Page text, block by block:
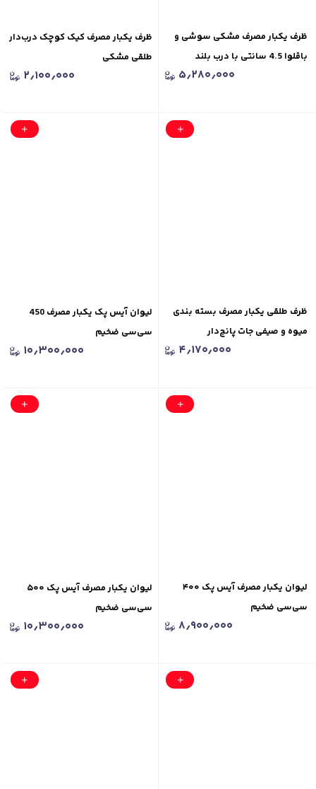
ظرف یکبار مصرف مشکی سوشی و
باقلوا 4.5 سانتی با درب بلند
۵٫۲۸۰٫۰۰۰
ظرف یکبار مصرف کیک کوچک درب‌دار
طلقی مشکی
۲٫۱۰۰٫۰۰۰
ظرف طلقی یکبار مصرف بسته‌ بندی
میوه و صیفی‌ جات پانچ‌دار
۴٫۱۷۰٫۰۰۰
لیوان آیس پک یکبار مصرف 450
سی‌سی ضخیم
۱۰٫۳۰۰٫۰۰۰
لیوان یکبار مصرف آیس پک ۴۰۰
سی‌سی ضخیم
۸٫۹۰۰٫۰۰۰
لیوان یکبار مصرف آیس پک ۵۰۰
سی‌سی ضخیم
۱۰٫۳۰۰٫۰۰۰